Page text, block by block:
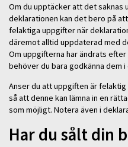
Om du upptäcker att det saknas
deklarationen kan det bero på
felaktiga uppgifter när
däremot alltid uppdaterad med
Om uppgifterna har ändrats
behöver du bara godkänna dem i
Anser du att uppgiften är
så att denne kan lämna in en
som möjligt. Notera även i
Har du sålt din